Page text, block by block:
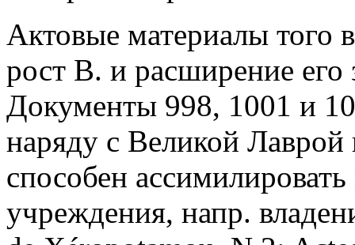
Актовые материалы
рост В. и расширение его
Документы 998, 1001 и
наряду с Великой
способен
учреждения, напр.